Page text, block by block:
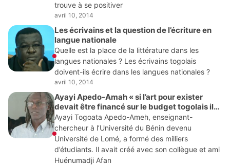
trouve à se positiver
avril 10, 2014
Les écrivains et la question de l’écriture en
langue nationale
Quelle est la place de la littérature dans les
langues nationales ? Les écrivains togolais
doivent-ils écrire dans les langues nationales ?
avril 10, 2014
Ayayi Apedo-Amah « si l’art pour exister
devait être financé sur le budget togolais il
n’existerait pas d’art au Togo »
Ayayi Togoata Apedo-Ameh, enseignant-
chercheur à l’Université du Bénin devenu
Université de Lomé, a formé des milliers
d’étudiants. Il avait créé avec son collègue et ami
Huénumadji Afan